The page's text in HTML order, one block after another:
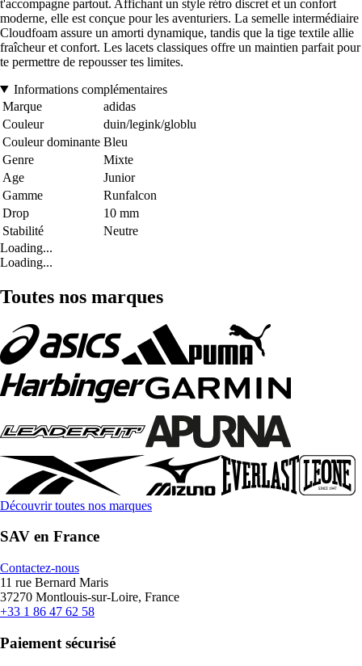
t'accompagne partout. Affichant un style rétro discret et un confort
moderne, elle est conçue pour les aventuriers. La semelle intermédiaire
Cloudfoam assure un amorti dynamique, tandis que la tige textile allie
fraîcheur et confort. Les lacets classiques offre un maintien parfait pour
te permettre de repousser tes limites.
Informations complémentaires
Marque
adidas
Couleur
duin/legink/globlu
Couleur dominante Bleu
Genre
Mixte
Age
Junior
Gamme
Runfalcon
Drop
10 mm
Stabilité
Neutre
Loading...
Loading...
Toutes nos marques
Découvrir toutes nos marques
SAV en France
Contactez-nous
11 rue Bernard Maris
37270 Montlouis-sur-Loire, France
+33 1 86 47 62 58
Paiement sécurisé